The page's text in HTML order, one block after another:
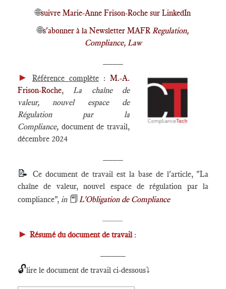
🌐suivre Marie-Anne Frison-Roche sur LinkedIn
🌐s'abonner à la Newsletter MAFRRegulation,
Compliance, Law
► Référence complète : M.-A.
Frison-Roche,La chaîne de
valeur, nouvel espace de
Régulation par la
Compliance, document de travail,
décembre 2024
📝
Ce document de travail est la base de l'article, "La
chaîne de valeur, nouvel espace de régulation par la
compliance", in 📕L'Obligation de Compliance
► Résumé du document de travail :
🔓lire le document de travail ci-dessous⤵️